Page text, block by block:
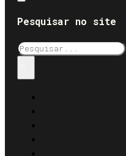
Pesquisar no site
Pesquisar